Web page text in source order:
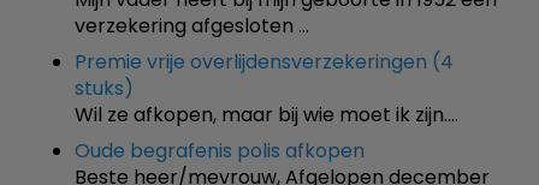
verzekering afgesloten …
Premie vrije overlijdensverzekeringen (4
stuks)
Wil ze afkopen, maar bij wie moet ik zijn.…
Oude begrafenis polis afkopen
Beste heer/mevrouw, Afgelopen december